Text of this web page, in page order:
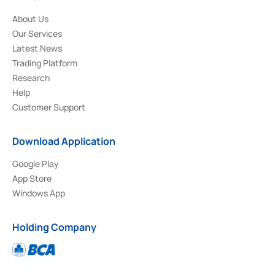
About Us
Our Services
Latest News
Trading Platform
Research
Help
Customer Support
Download Application
Google Play
App Store
Windows App
Holding Company